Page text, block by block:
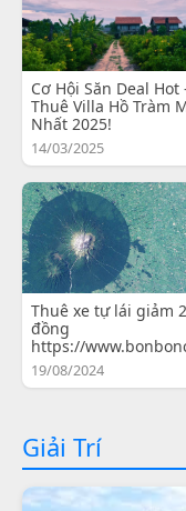
Cơ Hội Săn Deal Hot
Thuê Villa Hồ Tràm
Nhất 2025!
14/03/2025
Thuê xe tự lái giảm
đồng
https://
19/08/2024
Giải Trí